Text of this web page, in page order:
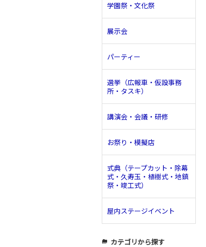
学園祭・文化祭
展示会
パーティー
選挙（広報車・仮設事務
所・タスキ）
講演会・会議・研修
お祭り・模擬店
式典（テープカット・除幕
式・久寿玉・植樹式・地鎮
祭・竣工式）
屋内ステージイベント
folder_copy カテゴリから探す